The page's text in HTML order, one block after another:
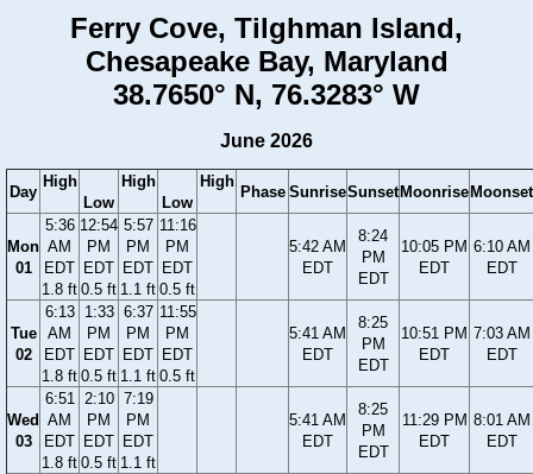
Ferry Cove, Tilghman Island,
Chesapeake Bay, Maryland
38.7650° N, 76.3283° W
June 2026
Day
High
Low
High
Low
High
Phase SunriseSunsetMoonriseMoonset
Mon
01
5:36
AM
EDT
1.8 ft
12:54
PM
EDT
0.5 ft
5:57
PM
EDT
1.1 ft
11:16
PM
EDT
0.5 ft
5:42 AM
EDT
8:24
PM
EDT
10:05 PM
EDT
6:10 AM
EDT
Tue
02
6:13
AM
EDT
1.8 ft
1:33
PM
EDT
0.5 ft
6:37
PM
EDT
1.1 ft
11:55
PM
EDT
0.5 ft
5:41 AM
EDT
8:25
PM
EDT
10:51 PM
EDT
7:03 AM
EDT
Wed
03
6:51
AM
EDT
1.8 ft
2:10
PM
EDT
0.5 ft
7:19
PM
EDT
1.1 ft
5:41 AM
EDT
8:25
PM
EDT
11:29 PM
EDT
8:01 AM
EDT